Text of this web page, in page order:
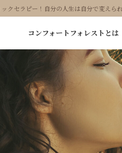
クセラピー！自分の人生は自分で変えられ
コンフォートフォレストとは